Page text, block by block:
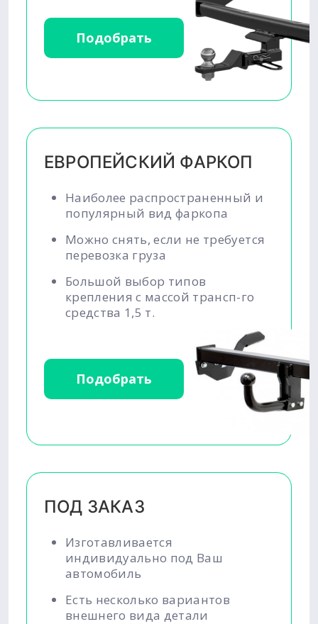
Подобрать
ЕВРОПЕЙСКИЙ ФАРКОП
Наиболее распространенный и
популярный вид фаркопа
Можно снять, если не требуется
перевозка груза
Большой выбор типов
крепления с массой трансп-го
средства 1,5 т.
Подобрать
ПОД ЗАКАЗ
Изготавливается
индивидуально под Ваш
автомобиль
Есть несколько вариантов
внешнего вида детали